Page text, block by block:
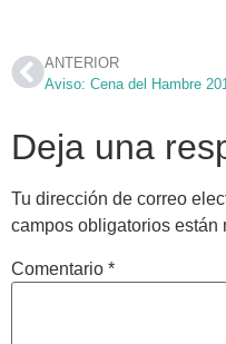
ANTERIOR
Aviso: Cena del Hambre
Deja una
Tu dirección de correo
campos obligatorios están
Comentario *